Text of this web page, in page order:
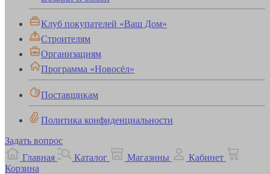
Клуб покупателей «Ваш Дом»
Строителям
Организациям
Программа «Новосёл»
Поставщикам
Политика конфиденциальности
Задать вопрос
Главная
Каталог Магазины
Кабинет
Корзина